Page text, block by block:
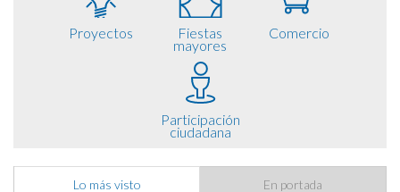
Proyectos Fiestas
mayores
Comercio
Participación
ciudadana
Lo más visto En portada